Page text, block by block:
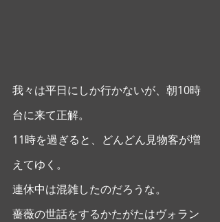
我々は平日にしか行かないが、朝10時
台に来て正解。
11時を過ぎると、どんどん見物客が増
えてゆく。
連休中は混雑したのだろうな。
薔薇の世話をするかたがたはヴォラン